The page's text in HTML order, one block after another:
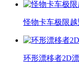
怪物卡车极限
环形漂移者2D